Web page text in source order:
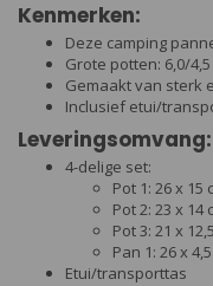
Kenmerken:
Deze camping
Grote potten: 6,0/
Gemaakt van sterk
Inclusief etui/
Leveringsomvang:
4-delige set:
Pot 1: 26 x 15
Pot 2: 23 x 14
Pot 3: 21 x
Pan 1: 26 x
Etui/transporttas